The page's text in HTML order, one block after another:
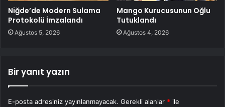
Niğde’de Modern Sulama
Protokolü İmzalandı
Ağustos 5, 2026
Mango Kurucusunun Oğlu
Tutuklandı
Ağustos 4, 2026
Bir yanıt yazın
E-posta adresiniz yayınlanmayacak. Gerekli alanlar * ile